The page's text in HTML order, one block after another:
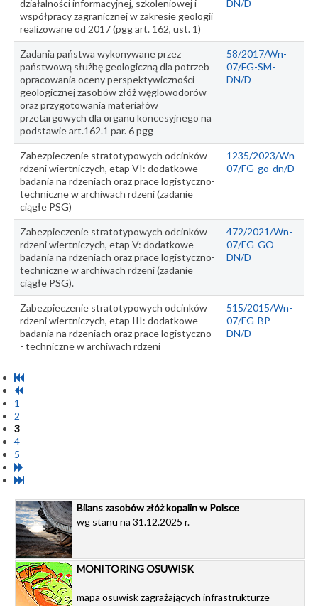
działalności informacyjnej, szkoleniowej i
współpracy zagranicznej w zakresie geologii
realizowane od 2017 (pgg art. 162, ust. 1)
DN/D
Zadania państwa wykonywane przez
państwową służbę geologiczną dla potrzeb
opracowania oceny perspektywiczności
geologicznej zasobów złóż węglowodorów
oraz przygotowania materiałów
przetargowych dla organu koncesyjnego na
podstawie art.162.1 par. 6 pgg
58/2017/Wn-
07/FG-SM-
DN/D
Zabezpieczenie stratotypowych odcinków
rdzeni wiertniczych, etap VI: dodatkowe
badania na rdzeniach oraz prace logistyczno-
techniczne w archiwach rdzeni (zadanie
ciągłe PSG)
1235/2023/Wn-
07/FG-go-dn/D
Zabezpieczenie stratotypowych odcinków
rdzeni wiertniczych, etap V: dodatkowe
badania na rdzeniach oraz prace logistyczno-
techniczne w archiwach rdzeni (zadanie
ciągłe PSG).
472/2021/Wn-
07/FG-GO-
DN/D
Zabezpieczenie stratotypowych odcinków
rdzeni wiertniczych, etap III: dodatkowe
badania na rdzeniach oraz prace logistyczno
- techniczne w archiwach rdzeni
515/2015/Wn-
07/FG-BP-
DN/D
1
2
3
4
5
Bilans zasobów złóż kopalin w Polsce
wg stanu na 31.12.2025 r.
MONITORING OSUWISK
mapa osuwisk zagrażających infrastrukturze